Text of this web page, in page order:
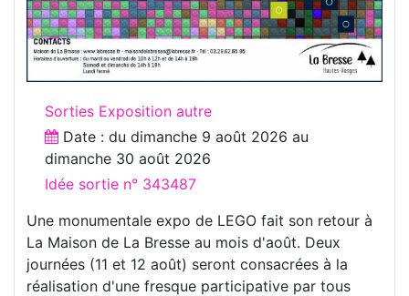
Sorties Exposition autre
Date : du dimanche 9 août 2026 au
dimanche 30 août 2026
Idée sortie n° 343487
Une monumentale expo de LEGO fait son retour à
La Maison de La Bresse au mois d'août. Deux
journées (11 et 12 août) seront consacrées à la
réalisation d'une fresque participative par tous